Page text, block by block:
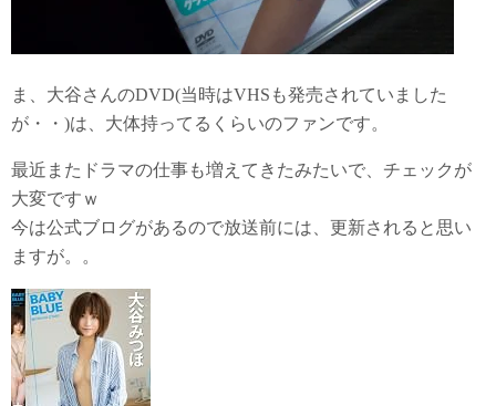
ま、大谷さんのDVD(当時はVHSも発売されていました
が・・)は、大体持ってるくらいのファンです。
最近またドラマの仕事も増えてきたみたいで、チェックが
大変ですｗ
今は公式ブログがあるので放送前には、更新されると思い
ますが。。